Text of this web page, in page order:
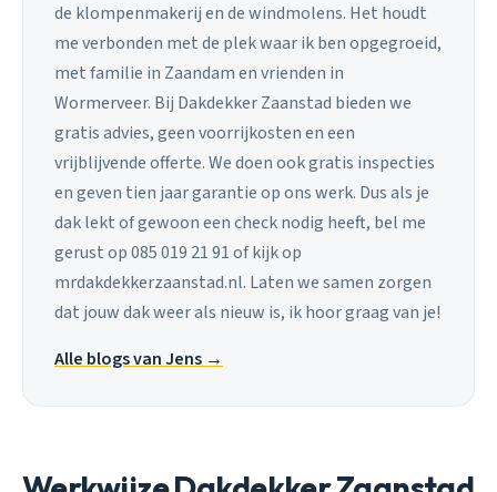
de klompenmakerij en de windmolens. Het houdt
me verbonden met de plek waar ik ben opgegroeid,
met familie in Zaandam en vrienden in
Wormerveer. Bij Dakdekker Zaanstad bieden we
gratis advies, geen voorrijkosten en een
vrijblijvende offerte. We doen ook gratis inspecties
en geven tien jaar garantie op ons werk. Dus als je
dak lekt of gewoon een check nodig heeft, bel me
gerust op 085 019 21 91 of kijk op
mrdakdekkerzaanstad.nl. Laten we samen zorgen
dat jouw dak weer als nieuw is, ik hoor graag van je!
Alle blogs van Jens →